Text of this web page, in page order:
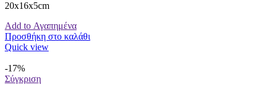
20x16x5cm
Add to Αγαπημένα
Προσθήκη στο καλάθι
Quick view
-17%
Σύγκριση